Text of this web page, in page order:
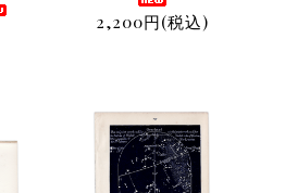
2,200円(税込)